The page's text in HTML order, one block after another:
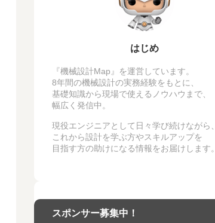
はじめ
『機械設計Map』を運営しています。
8年間の機械設計の実務経験をもとに、
基礎知識から現場で使えるノウハウまで、
幅広く発信中。
現役エンジニアとして日々学び続けながら、
これから設計を学ぶ方やスキルアップを
目指す方の助けになる情報をお届けします。
スポンサー募集中！